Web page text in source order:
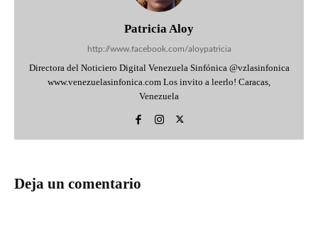
Patricia Aloy
http://www.facebook.com/aloypatricia
Directora del Noticiero Digital Venezuela Sinfónica @vzlasinfonica
www.venezuelasinfonica.com Los invito a leerlo! Caracas,
Venezuela
Deja un comentario